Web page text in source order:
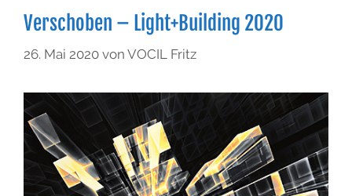
Verschoben – Light+Building 2020
26. Mai 2020 von VOCIL Fritz